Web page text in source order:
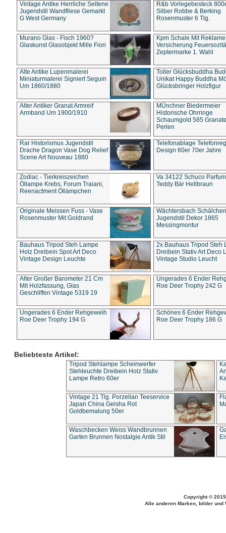
Vintage Antike Herrliche Seltene
Jugendstil Wandfliese Gemarkt
G West Germany
R&b Vorlegebesteck
Silber Robbe & Berking
Rosenmuster 6 Tlg.
Murano Glas - Fisch 1960?
Glaskunst Glasobjekt Mille Fiori
Kpm Schale Mit Reklame
Versicherung
Zeptermarke 1. Wahl
Alte Antike Lupenmalerei
Miniaturmalerei Signiert Seguin
Um 1860/1880
Toller Glücksbuddha
Unikat Happy Buddha
Glücksbringer Holzfigur
Alter Antiker Granat Armreif
Armband Um 1900/1910
MÜnchner Biedermeier
Historische Ohrringe
Schaumgold 585
Perlen
Rar Historismus Jugendstil
Drache Dragon Vase Dog Relief
Scene Art Nouveau 1880
Telefonablage
Design 60er 70er Jahre
Zodiac - Tierkreiszeichen
Öllampe Krebs, Forum Traiani,
Reenactment Öllämpchen
Va 34122 Schuco
Teddy Bär Hellbraun
Originale Meissen Fuss - Vase
Rosenmuster Mit Goldrand
Wächtersbach Schälchen
Jugendstil Dekor 1865
Messingmontur
Bauhaus Tripod Steh Lampe
Holz Dreibein Spot Art Deco
Vintage Design Leuchte
2x Bauhaus Tripod Steh
Dreibein Stativ Art Deco
Vintage Studio Leucht
Alter Großer Barometer 21 Cm
Mit Holzfassung, Glas
Geschliffen Vintage 5319 19
Ungerades 6 Ender
Roe Deer Trophy 242 G
Ungerades 6 Ender Rehgeweih
Roe Deer Trophy 194 G
Schönes 6 Ender
Roe Deer Trophy 186 G
Beliebteste Artikel:
Tripod Stehlampe Scheinwerfer
Stehleuchte Dreibein Holz Stativ
Lampe Retro 60er
Vintage 21 Tlg. Porzellan Teeservice
Japan China Geisha Rot
Goldbemalung 50er
Waschbecken Weiss Wandbrunnen
Garten Brunnen Nostalgie Antik Stil
Copyright ©
Alle anderen Marken, bilder und